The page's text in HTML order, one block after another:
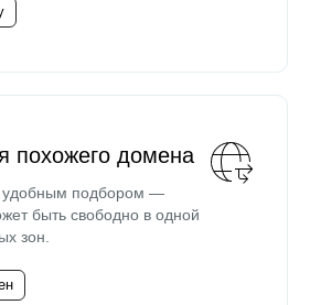
похожего домена
удобным подбором —
быть свободно в одной
зон.